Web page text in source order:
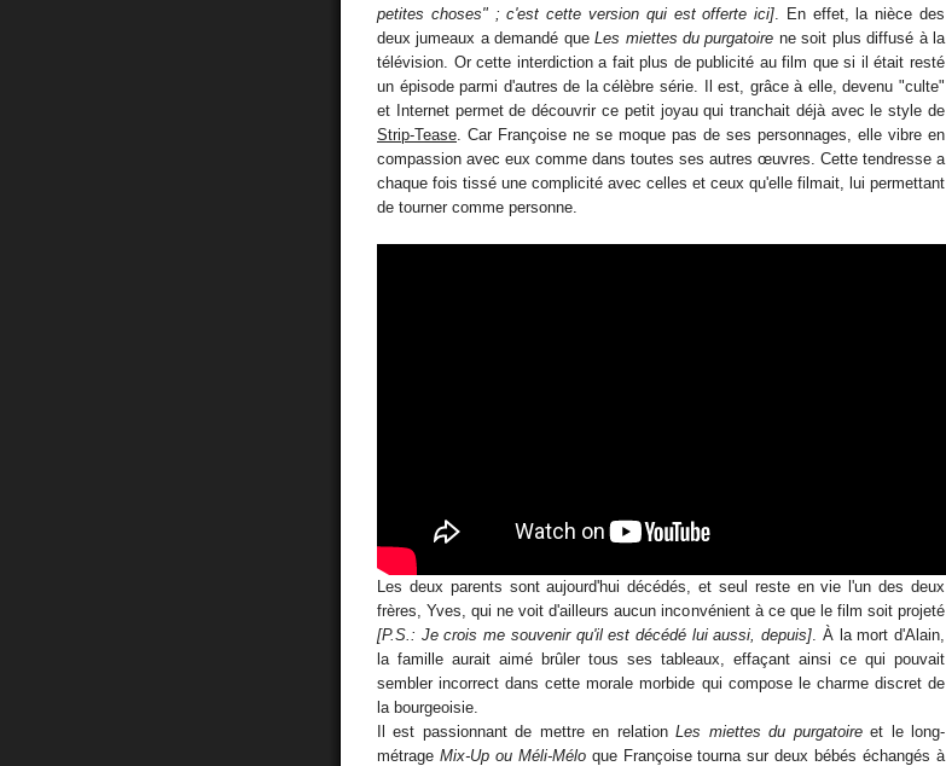
petites choses" ; c'est cette version qui est offerte ici] . En effet, la nièce des
deux jumeaux a demandé queLes miettes du purgatoire ne soit plus diffusé à la
télévision. Or cette interdiction a fait plus de publicité au film que si il était resté
un épisode parmi d'autres de la célèbre série. Il est, grâce à elle, devenu "culte"
et Internet permet de découvrir ce petit joyau qui tranchait déjà avec le style de
Strip-Tease . Car Françoise ne se moque pas de ses personnages, elle vibre en
compassion avec eux comme dans toutes ses autres œuvres. Cette tendresse a
chaque fois tissé une complicité avec celles et ceux qu'elle filmait, lui permettant
de tourner comme personne.
Les deux parents sont aujourd'hui décédés, et seul reste en vie l'un des deux
frères, Yves, qui ne voit d'ailleurs aucun inconvénient à ce que le film soit projeté
[P.S.: Je crois me souvenir qu'il est décédé lui aussi, depuis] . À la mort d'Alain,
la famille aurait aimé brûler tous ses tableaux, effaçant ainsi ce qui pouvait
sembler incorrect dans cette morale morbide qui compose le charme discret de
la bourgeoisie.
Il est passionnant de mettre en relationLes miettes du purgatoireet le long-
métrage Mix-Up ou Méli-Méloque Françoise tourna sur deux bébés échangés à